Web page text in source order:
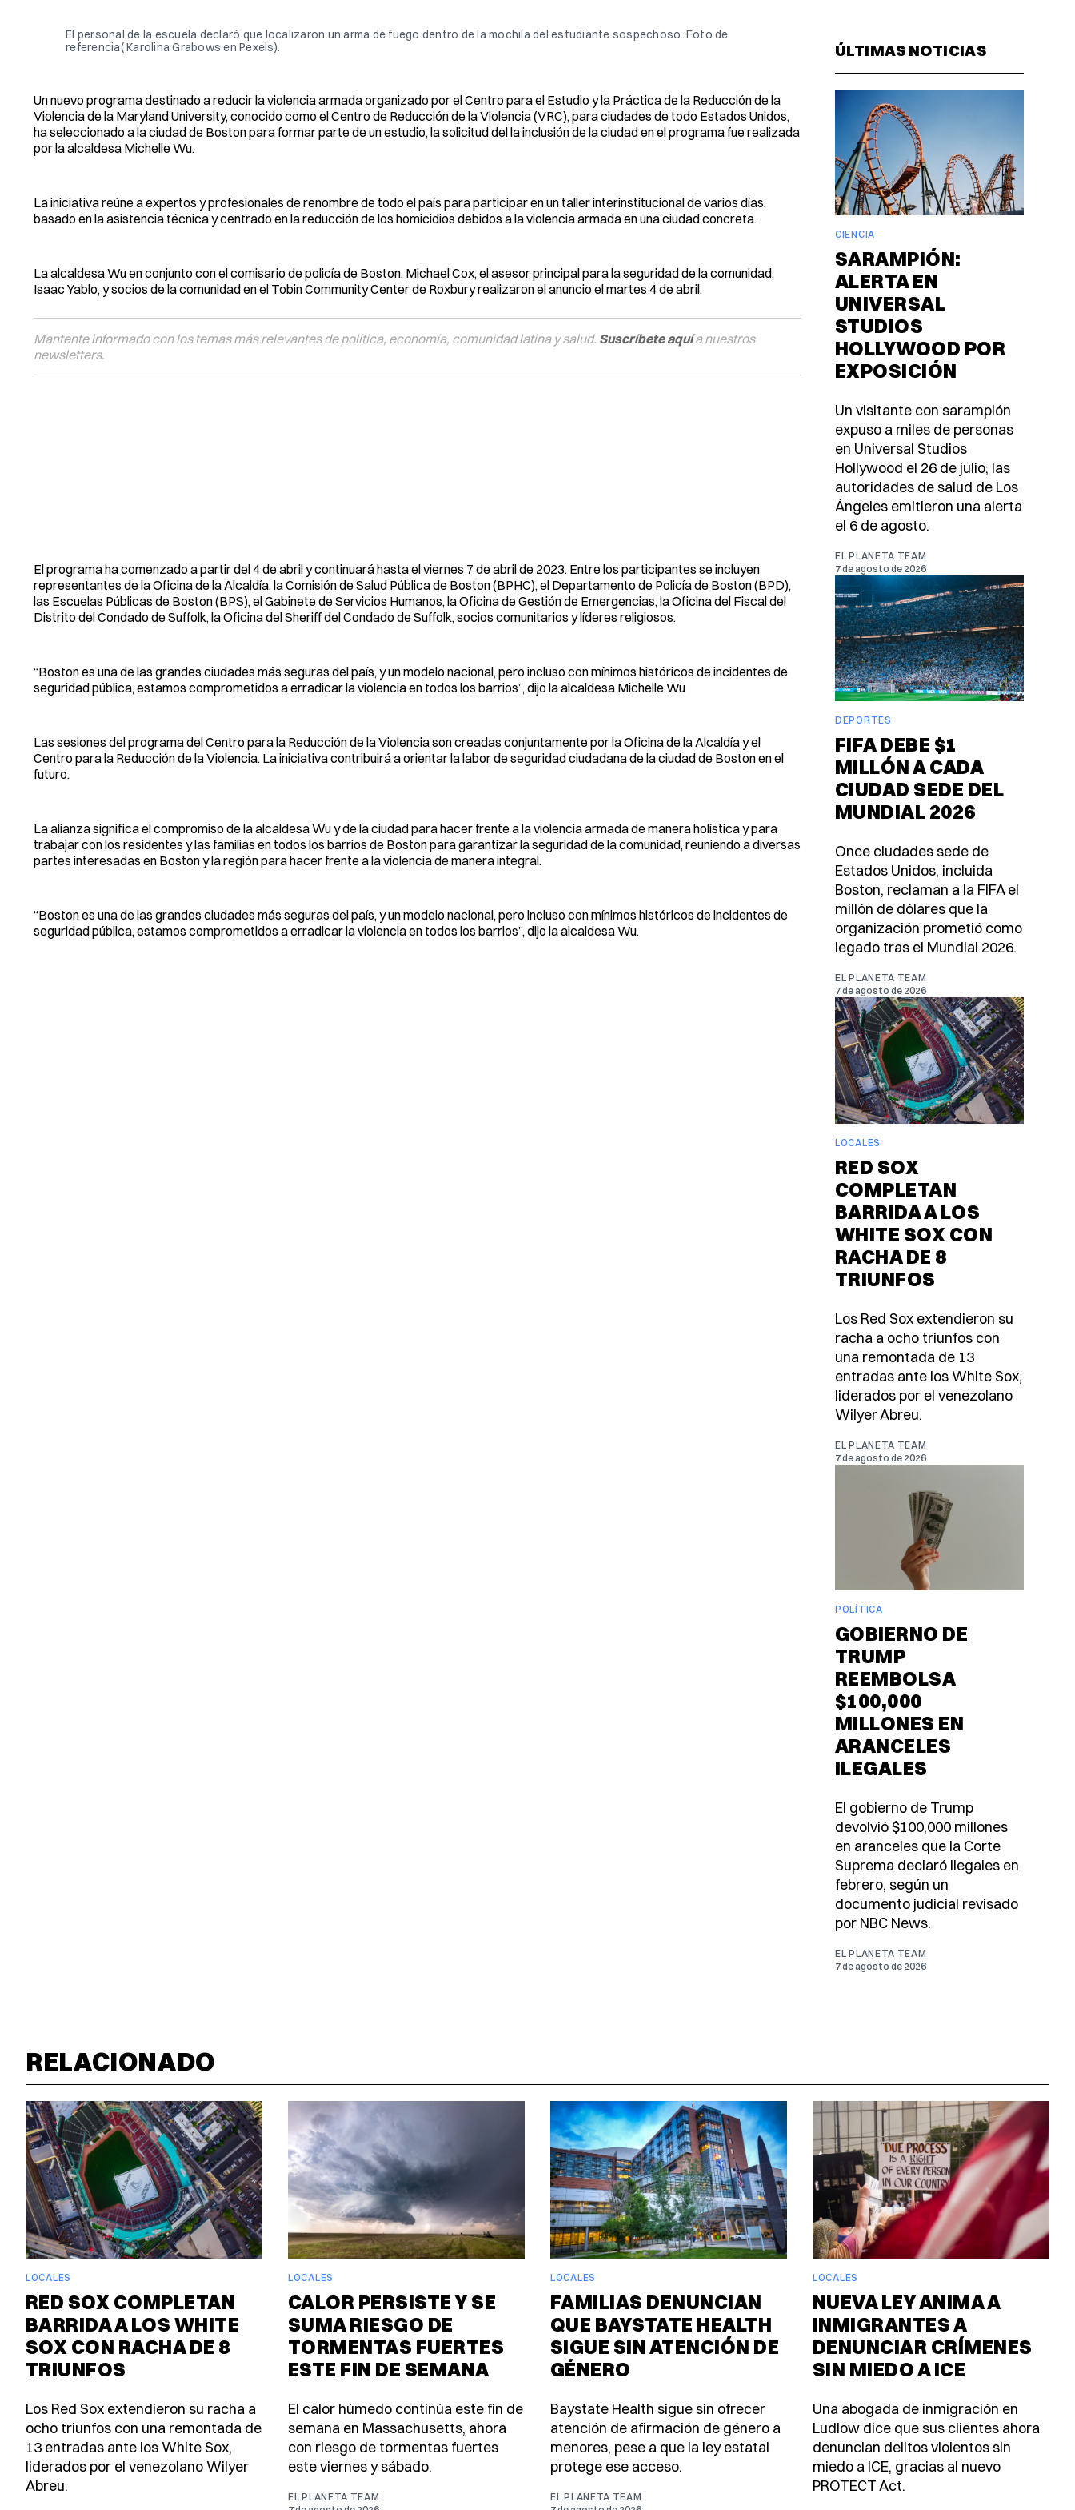
El personal de la escuela declaró que localizaron un arma de fuego dentro de la mochila del estudiante sospechoso. Foto de
referencia( Karolina Grabows en Pexels).
Un nuevo programa destinado a reducir la violencia armada organizado por el Centro para el Estudio y la Práctica de la Reducción de la
Violencia de la Maryland University, conocido como el Centro de Reducción de la Violencia (VRC), para ciudades de todo Estados Unidos,
ha seleccionado a la ciudad de Boston para formar parte de un estudio, la solicitud del la inclusión de la ciudad en el programa fue realizada
por la alcaldesa Michelle Wu.
La iniciativa reúne a expertos y profesionales de renombre de todo el país para participar en un taller interinstitucional de varios días,
basado en la asistencia técnica y centrado en la reducción de los homicidios debidos a la violencia armada en una ciudad concreta.
La alcaldesa Wu en conjunto con el comisario de policía de Boston, Michael Cox, el asesor principal para la seguridad de la comunidad,
Isaac Yablo, y socios de la comunidad en el Tobin Community Center de Roxbury realizaron el anuncio el martes 4 de abril.
Mantente informado con los temas más relevantes de política, economía, comunidad latina y salud. Suscríbete aquía nuestros
newsletters.
El programa ha comenzado a partir del 4 de abril y continuará hasta el viernes 7 de abril de 2023. Entre los participantes se incluyen
representantes de la Oficina de la Alcaldía, la Comisión de Salud Pública de Boston (BPHC), el Departamento de Policía de Boston (BPD),
las Escuelas Públicas de Boston (BPS), el Gabinete de Servicios Humanos, la Oficina de Gestión de Emergencias, la Oficina del Fiscal del
Distrito del Condado de Suffolk, la Oficina del Sheriff del Condado de Suffolk, socios comunitarios y líderes religiosos.
“Boston es una de las grandes ciudades más seguras del país, y un modelo nacional, pero incluso con mínimos históricos de incidentes de
seguridad pública, estamos comprometidos a erradicar la violencia en todos los barrios”, dijo la alcaldesa Michelle Wu
Las sesiones del programa del Centro para la Reducción de la Violencia son creadas conjuntamente por la Oficina de la Alcaldía y el
Centro para la Reducción de la Violencia. La iniciativa contribuirá a orientar la labor de seguridad ciudadana de la ciudad de Boston en el
futuro.
La alianza significa el compromiso de la alcaldesa Wu y de la ciudad para hacer frente a la violencia armada de manera holística y para
trabajar con los residentes y las familias en todos los barrios de Boston para garantizar la seguridad de la comunidad, reuniendo a diversas
partes interesadas en Boston y la región para hacer frente a la violencia de manera integral.
“Boston es una de las grandes ciudades más seguras del país, y un modelo nacional, pero incluso con mínimos históricos de incidentes de
seguridad pública, estamos comprometidos a erradicar la violencia en todos los barrios”, dijo la alcaldesa Wu.
ÚLTIMAS NOTICIAS
CIENCIA
SARAMPIÓN:
ALERTA EN
UNIVERSAL
STUDIOS
HOLLYWOOD POR
EXPOSICIÓN
Un visitante con sarampión
expuso a miles de personas
en Universal Studios
Hollywood el 26 de julio; las
autoridades de salud de Los
Ángeles emitieron una alerta
el 6 de agosto.
EL PLANETA TEAM
7 de agosto de 2026
DEPORTES
FIFA DEBE $1
MILLÓN A CADA
CIUDAD SEDE DEL
MUNDIAL 2026
Once ciudades sede de
Estados Unidos, incluida
Boston, reclaman a la FIFA el
millón de dólares que la
organización prometió como
legado tras el Mundial 2026.
EL PLANETA TEAM
7 de agosto de 2026
LOCALES
RED SOX
COMPLETAN
BARRIDA A LOS
WHITE SOX CON
RACHA DE 8
TRIUNFOS
Los Red Sox extendieron su
racha a ocho triunfos con
una remontada de 13
entradas ante los White Sox,
liderados por el venezolano
Wilyer Abreu.
EL PLANETA TEAM
7 de agosto de 2026
POLÍTICA
GOBIERNO DE
TRUMP
REEMBOLSA
$100,000
MILLONES EN
ARANCELES
ILEGALES
El gobierno de Trump
devolvió $100,000 millones
en aranceles que la Corte
Suprema declaró ilegales en
febrero, según un
documento judicial revisado
por NBC News.
EL PLANETA TEAM
7 de agosto de 2026
RELACIONADO
LOCALES
RED SOX COMPLETAN
BARRIDA A LOS WHITE
SOX CON RACHA DE 8
TRIUNFOS
Los Red Sox extendieron su racha a
ocho triunfos con una remontada de
13 entradas ante los White Sox,
liderados por el venezolano Wilyer
Abreu.
LOCALES
CALOR PERSISTE Y SE
SUMA RIESGO DE
TORMENTAS FUERTES
ESTE FIN DE SEMANA
El calor húmedo continúa este fin de
semana en Massachusetts, ahora
con riesgo de tormentas fuertes
este viernes y sábado.
EL PLANETA TEAM
LOCALES
FAMILIAS DENUNCIAN
QUE BAYSTATE HEALTH
SIGUE SIN ATENCIÓN DE
GÉNERO
Baystate Health sigue sin ofrecer
atención de afirmación de género a
menores, pese a que la ley estatal
protege ese acceso.
EL PLANETA TEAM
LOCALES
NUEVA LEY ANIMA A
INMIGRANTES A
DENUNCIAR CRÍMENES
SIN MIEDO A ICE
Una abogada de inmigración en
Ludlow dice que sus clientes ahora
denuncian delitos violentos sin
miedo a ICE, gracias al nuevo
PROTECT Act.